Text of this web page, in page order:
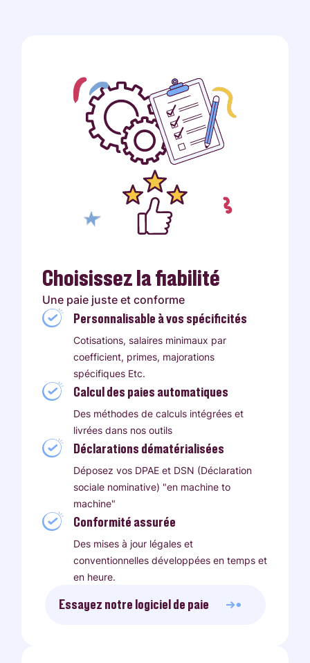
Choisissez la fiabilité
Une paie juste et conforme
Personnalisable à vos spécificités
Cotisations, salaires minimaux par
coefficient, primes, majorations
spécifiques Etc.
Calcul des paies automatiques
Des méthodes de calculs intégrées et
livrées dans nos outils
Déclarations dématérialisées
Déposez vos DPAE et DSN (Déclaration
sociale nominative) "en machine to
machine"
Conformité assurée
Des mises à jour légales et
conventionnelles développées en temps et
en heure.
Essayez notre logiciel de paie